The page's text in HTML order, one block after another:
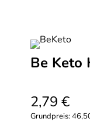
Be Keto
2,79 €
Grundpreis: